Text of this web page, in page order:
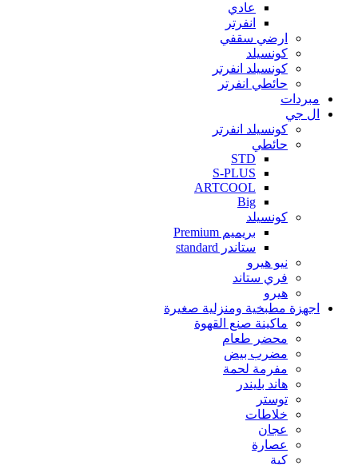
عادي
انفرتر
ارضي سقفي
كونسيلد
كونسيلد انفرتر
حائطي انفرتر
مبردات
ال جي
كونسيلد انفرتر
حائطي
STD
S-PLUS
ARTCOOL
Big
كونسيلد
بريميم Premium
ستاندر standard
نيو هيرو
فري ستاند
هيرو
اجهزة مطبخية ومنزلية صغيرة
ماكينة صنع القهوة
محضر طعام
مضرب بيض
مفرمة لحمة
هاند بليندر
توستر
خلاطات
عجان
عصارة
كبة